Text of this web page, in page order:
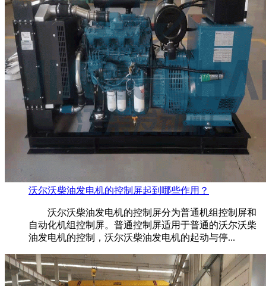
沃尔沃柴油发电机的控制屏起到哪些作用？
沃尔沃柴油发电机的控制屏分为普通机组控制屏和
自动化机组控制屏。普通控制屏适用于普通的沃尔沃柴
油发电机的控制，沃尔沃柴油发电机的起动与停...